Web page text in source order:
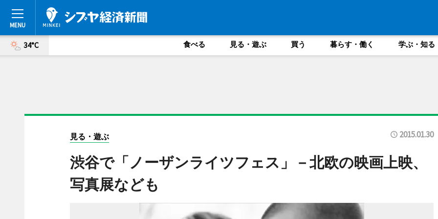
34°C 食べる 見る・遊ぶ 買う 暮らす・働く 学ぶ・知る
見る・遊ぶ 2015.01.30
渋谷で「ノーザンライツフェス」－北欧の映画上映、
写真展なども